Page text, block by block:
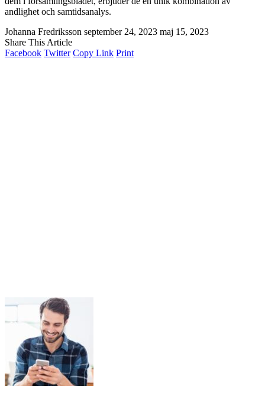
andlighet och samtidsanalys.
Johanna Fredriksson september 24, 2023 maj 15, 2023
Share This Article
Facebook Twitter Copy Link Print